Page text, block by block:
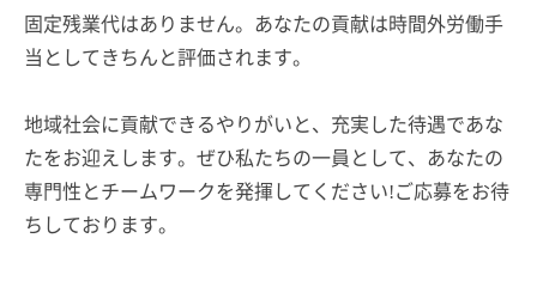
固定残業代はありません。あなたの貢献は時間外労働手
当としてきちんと評価されます。
地域社会に貢献できるやりがいと、充実した待遇であな
たをお迎えします。ぜひ私たちの一員として、あなたの
専門性とチームワークを発揮してください!ご応募をお待
ちしております。